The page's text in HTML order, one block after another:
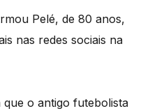
Pelé, de 80 anos,
nas redes sociais na
o antigo futebolista